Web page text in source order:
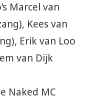
Marcel van
Kees van
Erik van Loo
van Dijk
Naked MC